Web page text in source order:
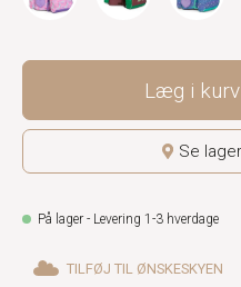
Læg i kurv
Se
På lager - Levering 1-3 hverdage
TILFØJ TIL ØNSKESKYEN